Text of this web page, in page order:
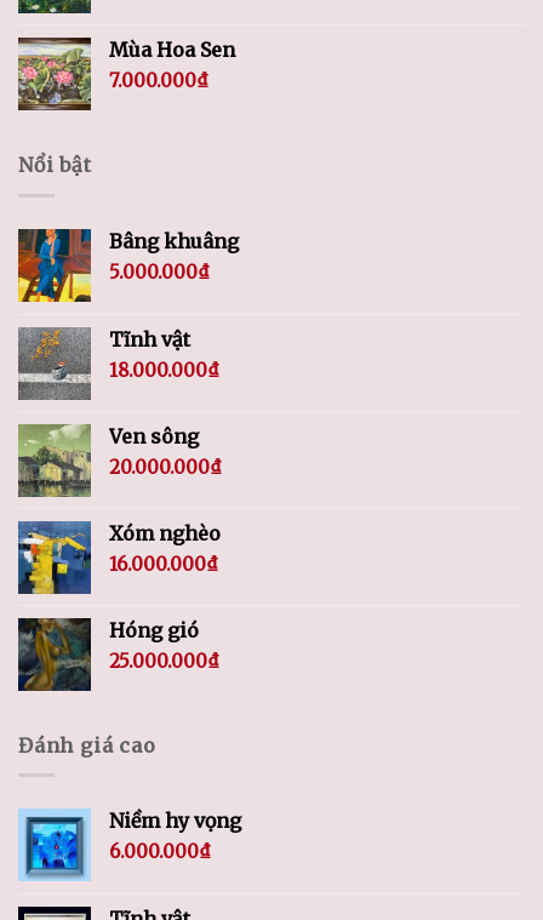
Mùa Hoa Sen
7.000.000₫
Nổi bật
Bâng khuâng
5.000.000₫
Tĩnh vật
18.000.000₫
Ven sông
20.000.000₫
Xóm nghèo
16.000.000₫
Hóng gió
25.000.000₫
Đánh giá cao
Niềm hy vọng
6.000.000₫